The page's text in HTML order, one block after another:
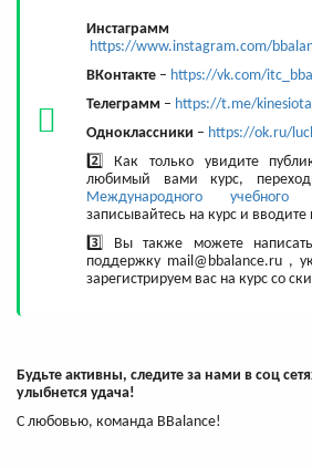
Инстаграмм
https://www.instagram.com/
ВКонтакте – https://vk.com/
Телеграмм – https://t.me/
Одноклассники – https://ok.ru/
2️⃣ Как только увидите
любимый вами курс,
Международного учебного
записывайтесь на курс и
3️⃣ Вы также можете
поддержку mail@bbalance.ru ,
зарегистрируем вас на курс со
Будьте активны, следите за нами в соц
улыбнется удача!
C любовью, команда BBalance!